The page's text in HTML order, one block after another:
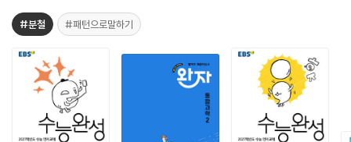
#분철 #패턴으로말하기